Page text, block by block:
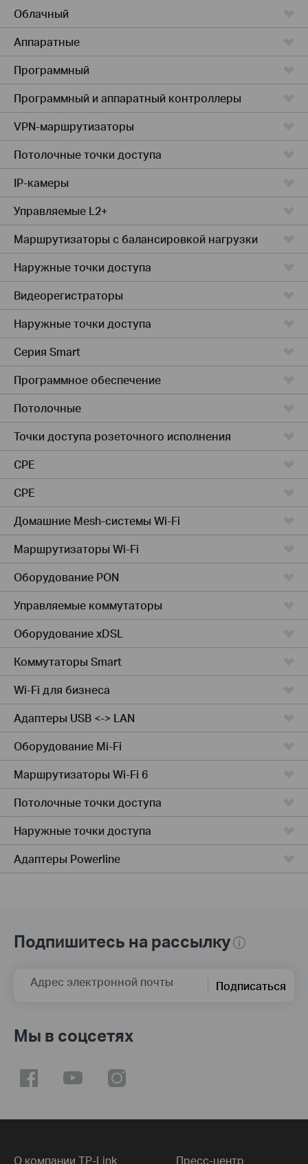
Облачный
Аппаратные
Программный
Программный и аппаратный контроллеры
VPN-маршрутизаторы
Потолочные точки доступа
IP-камеры
Управляемые L2+
Маршрутизаторы с балансировкой нагрузки
Наружные точки доступа
Видеорегистраторы
Наружные точки доступа
Серия Smart
Программное обеспечение
Потолочные
Точки доступа розеточного исполнения
CPE
CPE
Домашние Mesh-системы Wi-Fi
Маршрутизаторы Wi-Fi
Оборудование PON
Управляемые коммутаторы
Оборудование xDSL
Коммутаторы Smart
Wi-Fi для бизнеса
Адаптеры USB <-> LAN
Оборудование Mi-Fi
Маршрутизаторы Wi-Fi 6
Потолочные точки доступа
Наружные точки доступа
Адаптеры Powerline
Подпишитесь на рассылку
Адрес электронной почты Подписаться
Мы в соцсетях
О компании TP-Link Пресс-центр